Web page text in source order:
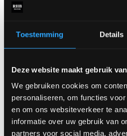
Toestemming Details
Deze website maakt gebruik
We gebruiken cookies om
personaliseren, om functies
en om ons websiteverkeer te
informatie over uw gebruik van
partners voor social media,
DeCamille kast
straalt luxe en
uitstraling in ieder interieur. Perfect
accessoires extra in de kijker te
tijdloze ontwerp past de Camille
woonstijlen.
Benieuwd naar de mogelijkheden?
en ontdek de Camille wandkast.
volledig samen te stellen in
en afmetingen.